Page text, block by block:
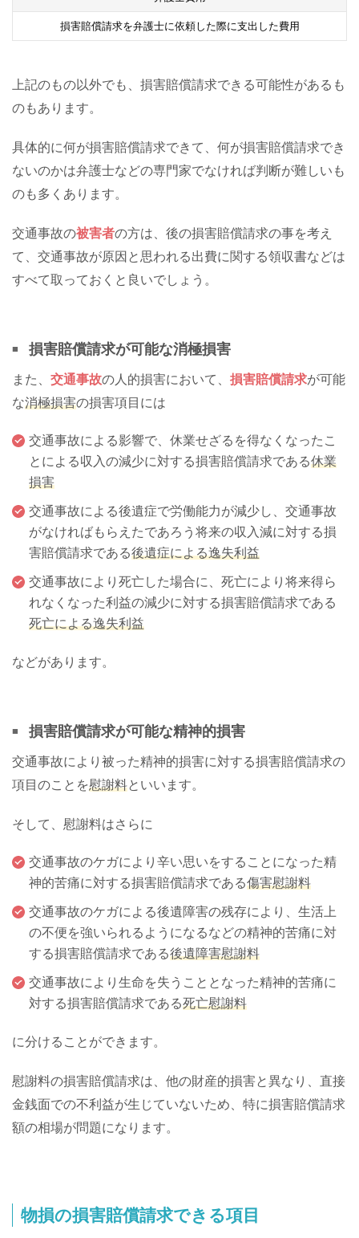
損害賠償請求を弁護士に依頼した際に支出した費用
上記のもの以外でも、損害賠償請求できる可能性があるも
のもあります。
具体的に何が損害賠償請求できて、何が損害賠償請求でき
ないのかは弁護士などの専門家でなければ判断が難しいも
のも多くあります。
交通事故の被害者の方は、後の損害賠償請求の事を考え
て、交通事故が原因と思われる出費に関する領収書などは
すべて取っておくと良いでしょう。
損害賠償請求が可能な消極損害
また、 交通事故の人的損害において、 損害賠償請求が可能
な消極損害の損害項目には
交通事故による影響で、休業せざるを得なくなったこ
とによる収入の減少に対する損害賠償請求である休業
損害
交通事故による後遺症で労働能力が減少し、交通事故
がなければもらえたであろう将来の収入減に対する損
害賠償請求である後遺症による逸失利益
交通事故により死亡した場合に、死亡により将来得ら
れなくなった利益の減少に対する損害賠償請求である
死亡による逸失利益
などがあります。
損害賠償請求が可能な精神的損害
交通事故により被った精神的損害に対する損害賠償請求の
項目のことを慰謝料といいます。
そして、慰謝料はさらに
交通事故のケガにより辛い思いをすることになった精
神的苦痛に対する損害賠償請求である傷害慰謝料
交通事故のケガによる後遺障害の残存により、生活上
の不便を強いられるようになるなどの精神的苦痛に対
する損害賠償請求である後遺障害慰謝料
交通事故により生命を失うこととなった精神的苦痛に
対する損害賠償請求である死亡慰謝料
に分けることができます。
慰謝料の損害賠償請求は、他の財産的損害と異なり、直接
金銭面での不利益が生じていないため、特に損害賠償請求
額の相場が問題になります。
物損の損害賠償請求できる項目